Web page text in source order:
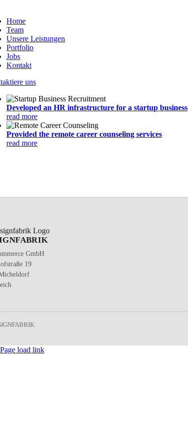
springen
Home
Team
Unsere Leistungen
Portfolio
Jobs
Kontakt
uns
Developed an HR infrastructure for a startup business
read more
Provided the remote career counseling services
read more
GmbH
19
Page load link